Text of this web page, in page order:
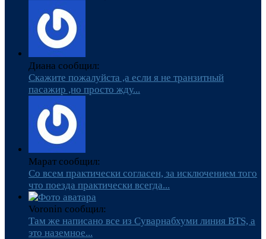
Диана сообщил:
Скажите пожалуйста ,а если я не транзитный
пасажир ,но просто жду...
Марат сообщил:
Со всем практически согласен, за исключением того
что поезда практически всегда...
Voronin сообщил:
Там же написано все из Суварнабхуми линия BTS, а
это наземное...